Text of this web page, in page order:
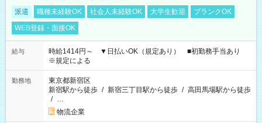
派遣 職種未経験OK 社会人未経験OK 大学生歓迎
ブランクOK
WEB登録・面接OK
給与
時給1414円～ ▼日払いOK（規定あり） ■初勤務手当あり
※規定による
勤務地
東京都新宿区
新宿駅から徒歩 / 新宿三丁目駅から徒歩 / 高田馬場駅から徒歩
/ …
物流企業